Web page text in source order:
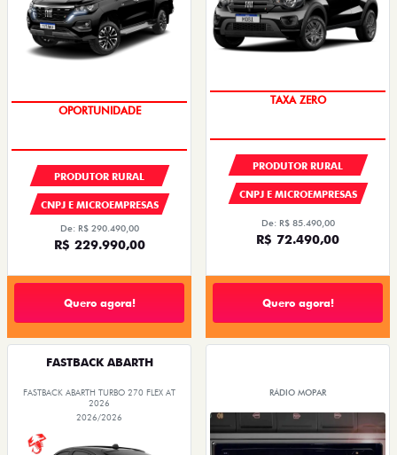
OPORTUNIDADE
PRODUTOR RURAL
CNPJ E MICROEMPRESAS
De: R$ 290.490,00
R$ 229.990,00
Quero agora!
PRODUTOR RURAL
CNPJ E MICROEMPRESAS
De: R$ 85.490,00
R$ 72.490,00
Quero agora!
FASTBACK ABARTH
FASTBACK ABARTH TURBO 270 FLEX AT
2026
2026/2026
RÁDIO MOPAR